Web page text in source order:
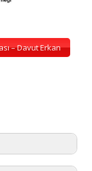
– Davut Erkan